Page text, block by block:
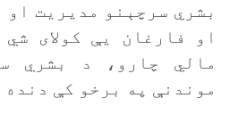
بشري سرچېنو مديريت او
او فارغان يې کولای
مالي چارو، د بشري
موندنې په برخو کې